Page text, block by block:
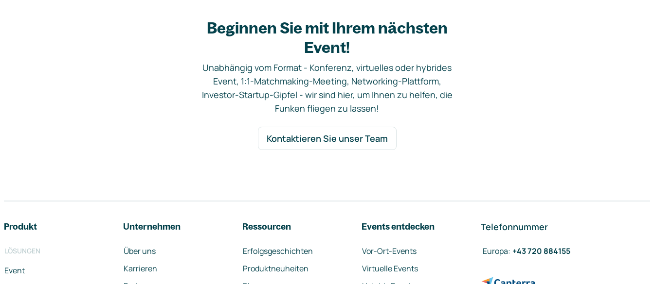
Beginnen Sie mit Ihrem nächsten
Event!
Unabhängig vom Format - Konferenz, virtuelles oder hybrides
Event, 1:1-Matchmaking-Meeting, Networking-Plattform,
Investor-Startup-Gipfel - wir sind hier, um Ihnen zu helfen, die
Funken fliegen zu lassen!
Kontaktieren Sie unser Team
Produkt
LÖSUNGEN
Event
Unternehmen
Über uns
Karrieren
Ressourcen
Erfolgsgeschichten
Produktneuheiten
Events entdecken
Vor-Ort-Events
Virtuelle Events
Telefonnummer
Europa: +43 720 884155